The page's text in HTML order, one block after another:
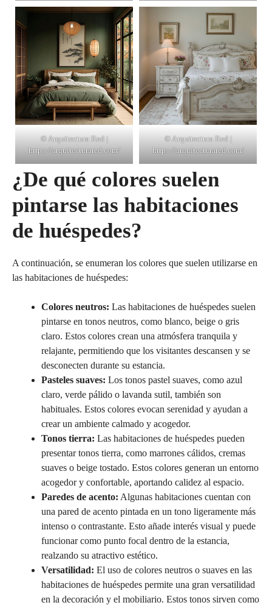
© Arquitectura Red |
https://arquitecturared.com/
© Arquitectura Red |
https://arquitecturared.com/
¿De qué colores suelen
pintarse las habitaciones
de huéspedes?
A continuación, se enumeran los colores que suelen utilizarse en
las habitaciones de huéspedes:
Colores neutros: Las habitaciones de huéspedes suelen
pintarse en tonos neutros, como blanco, beige o gris
claro. Estos colores crean una atmósfera tranquila y
relajante, permitiendo que los visitantes descansen y se
desconecten durante su estancia.
Pasteles suaves: Los tonos pastel suaves, como azul
claro, verde pálido o lavanda sutil, también son
habituales. Estos colores evocan serenidad y ayudan a
crear un ambiente calmado y acogedor.
Tonos tierra: Las habitaciones de huéspedes pueden
presentar tonos tierra, como marrones cálidos, cremas
suaves o beige tostado. Estos colores generan un entorno
acogedor y confortable, aportando calidez al espacio.
Paredes de acento: Algunas habitaciones cuentan con
una pared de acento pintada en un tono ligeramente más
intenso o contrastante. Esto añade interés visual y puede
funcionar como punto focal dentro de la estancia,
realzando su atractivo estético.
Versatilidad: El uso de colores neutros o suaves en las
habitaciones de huéspedes permite una gran versatilidad
en la decoración y el mobiliario. Estos tonos sirven como